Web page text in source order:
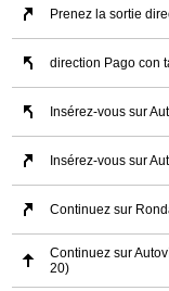
Prenez la sortie
direction Pago con
Insérez-vous sur
Insérez-vous sur
Continuez sur
Continuez sur
20)